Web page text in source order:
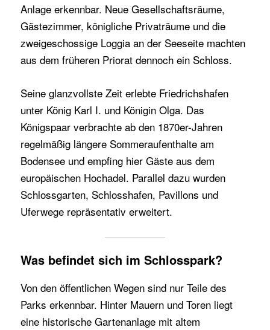
Anlage erkennbar. Neue Gesellschaftsräume,
Gästezimmer, königliche Privaträume und die
zweigeschossige Loggia an der Seeseite machten
aus dem früheren Priorat dennoch ein Schloss.
Seine glanzvollste Zeit erlebte Friedrichshafen
unter König Karl I. und Königin Olga. Das
Königspaar verbrachte ab den 1870er-Jahren
regelmäßig längere Sommeraufenthalte am
Bodensee und empfing hier Gäste aus dem
europäischen Hochadel. Parallel dazu wurden
Schlossgarten, Schlosshafen, Pavillons und
Uferwege repräsentativ erweitert.
Was befindet sich im Schlosspark?
Von den öffentlichen Wegen sind nur Teile des
Parks erkennbar. Hinter Mauern und Toren liegt
eine historische Gartenanlage mit altem